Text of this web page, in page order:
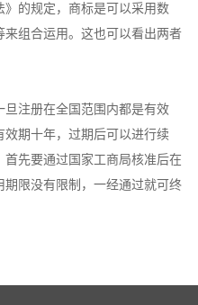
》的规定，商标是可以采用数
组合运用。这也可以看出两者
注册在全国范围内都是有效
期十年，过期后可以进行续
先要通过国家工商局核准后在
限没有限制，一经通过就可终